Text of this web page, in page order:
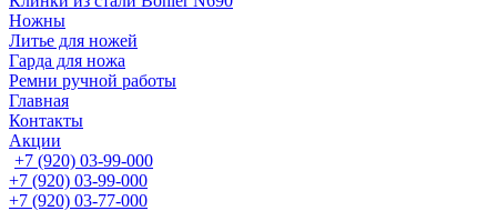
Ножны
Литье для ножей
Гарда для ножа
Ремни ручной работы
Главная
Контакты
Акции
+7 (920) 03-99-000
+7 (920) 03-99-000
+7 (920) 03-77-000